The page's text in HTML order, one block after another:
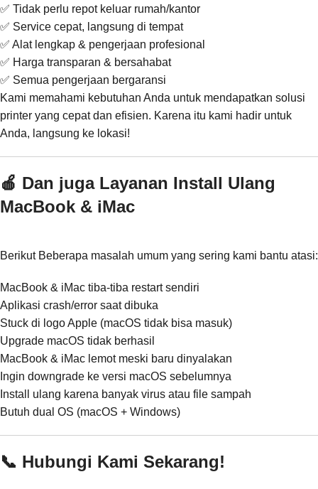
✅ Tidak perlu repot keluar rumah/kantor
✅ Service cepat, langsung di tempat
✅ Alat lengkap & pengerjaan profesional
✅ Harga transparan & bersahabat
✅ Semua pengerjaan bergaransi
Kami memahami kebutuhan Anda untuk mendapatkan solusi
printer yang cepat dan efisien. Karena itu kami hadir untuk
Anda, langsung ke lokasi!
🍎 Dan juga Layanan Install Ulang
MacBook & iMac
Berikut Beberapa masalah umum yang sering kami bantu atasi:
MacBook & iMac tiba-tiba restart sendiri
Aplikasi crash/error saat dibuka
Stuck di logo Apple (macOS tidak bisa masuk)
Upgrade macOS tidak berhasil
MacBook & iMac lemot meski baru dinyalakan
Ingin downgrade ke versi macOS sebelumnya
Install ulang karena banyak virus atau file sampah
Butuh dual OS (macOS + Windows)
📞 Hubungi Kami Sekarang!